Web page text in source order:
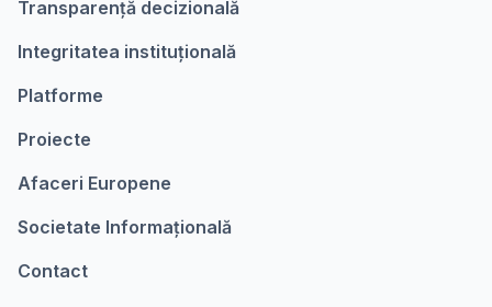
Transparență decizională
Integritatea instituțională
Platforme
Proiecte
Afaceri Europene
Societate Informațională
Contact